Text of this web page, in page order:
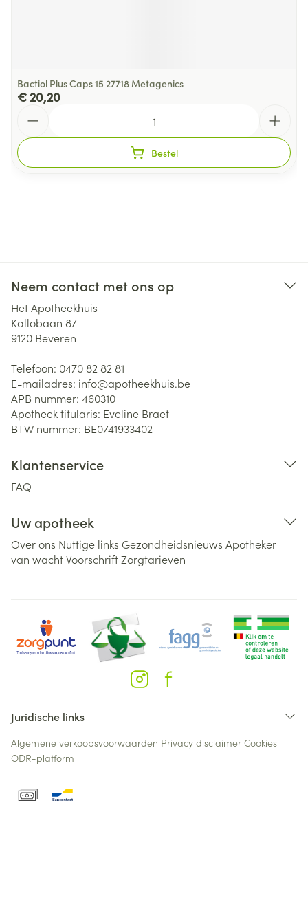
Bactiol Plus Caps 15 27718 Metagenics
€ 20,20
Bestel
Neem contact met ons op
Het Apotheekhuis
Kallobaan 87
9120 Beveren
Telefoon: 0470 82 82 81
E-mailadres: info@apotheekhuis.be
APB nummer: 460310
Apotheek titularis: Eveline Braet
BTW nummer: BE0741933402
Klantenservice
FAQ
Uw apotheek
Over ons Nuttige links Gezondheidsnieuws Apotheker
van wachtVoorschriftZorgtarieven
Juridische links
Algemene verkoopsvoorwaarden Privacy disclaimer Cookies
ODR-platform